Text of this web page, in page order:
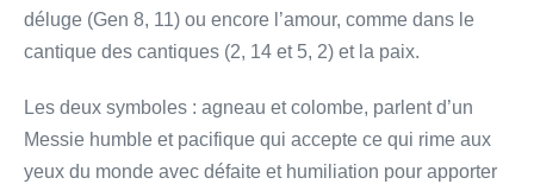
déluge (Gen 8, 11) ou encore l’amour, comme dans le
cantique des cantiques (2, 14 et 5, 2) et la paix.
Les deux symboles : agneau et colombe, parlent d’un
Messie humble et pacifique qui accepte ce qui rime aux
yeux du monde avec défaite et humiliation pour apporter